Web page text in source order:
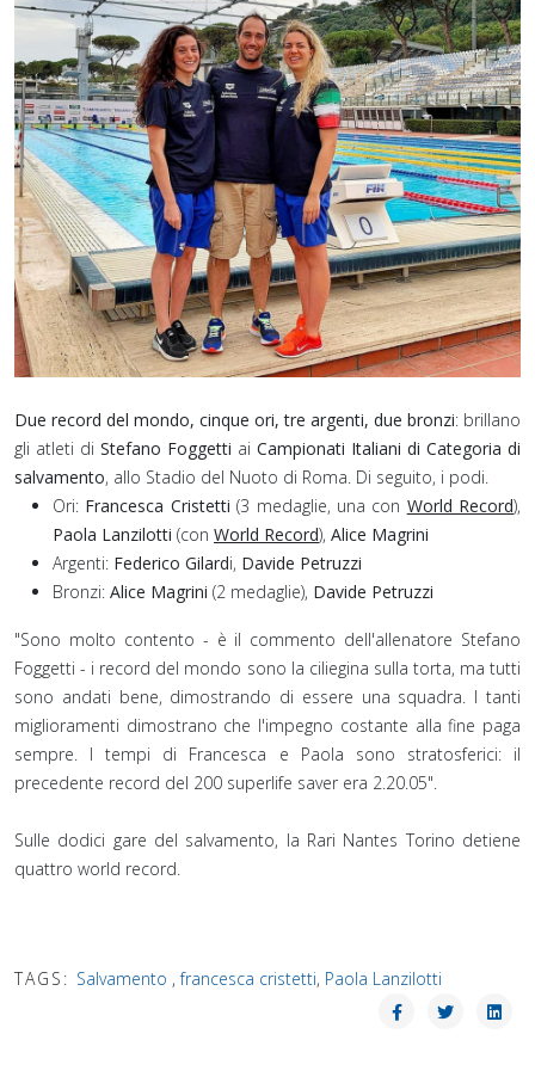
Due record del mondo, cinque ori, tre argenti, due bronzi: brillano
gli atleti di Stefano Foggetti ai Campionati Italiani di Categoria di
salvamento, allo Stadio del Nuoto di Roma.⁣ Di seguito, i podi.
Ori: Francesca Cristetti (3 medaglie, una con World Record),
Paola Lanzilotti (con World Record), Alice Magrini
Argenti: Federico Gilardi, Davide Petruzzi⁣
Bronzi: Alice Magrini (2 medaglie), Davide Petruzzi⁣
"Sono molto contento - è il commento dell'allenatore Stefano
Foggetti - i record del mondo sono la ciliegina sulla torta, ma tutti
sono andati bene, dimostrando di essere una squadra. I tanti
miglioramenti dimostrano che l'impegno costante alla fine paga
sempre. I tempi di Francesca e Paola sono stratosferici: il
precedente record del 200 superlife saver era 2.20.05".⁣
Sulle dodici gare del salvamento, la Rari Nantes Torino detiene
quattro world record.
TAGS: Salvamento ,francesca cristetti, Paola Lanzilotti